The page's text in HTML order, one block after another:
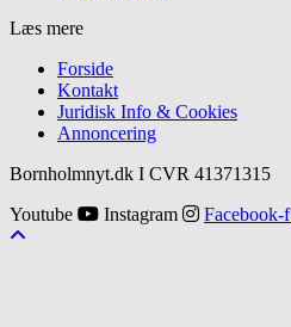
Læs mere
Forside
Kontakt
Juridisk Info & Cookies​
Annoncering
Bornholmnyt.dk I CVR 41371315
Youtube
Instagram Facebook-f